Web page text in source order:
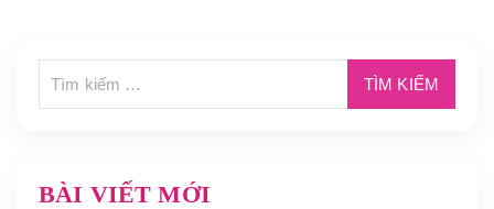
BÀI VIẾT MỚI